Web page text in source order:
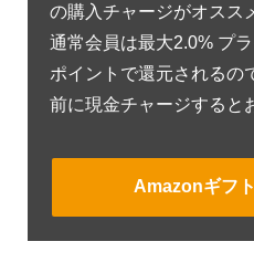
の購入チャージがオスス
通常会員は最大2.0% プ
ポイントで還元されるの
前に現金チャージすると
Amazonギフ